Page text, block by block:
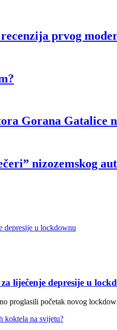
prvog
Gorana Gatalice
nizozemskog
liječenje depresije u
proglasili početak novog